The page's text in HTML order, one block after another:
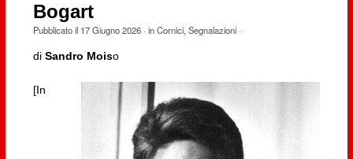
Bogart
Pubblicato il 17 Giugno 2026· inCornici, Segnalazioni·
di Sandro Moiso
[In